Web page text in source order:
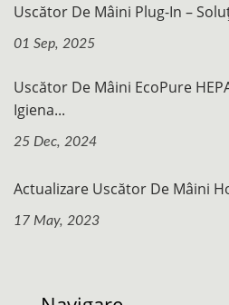
Uscător De Mâini Plug-In –
01 Sep, 2025
Uscător De Mâini EcoPure
Igiena...
25 Dec, 2024
Actualizare Uscător De Mâini
17 May, 2023